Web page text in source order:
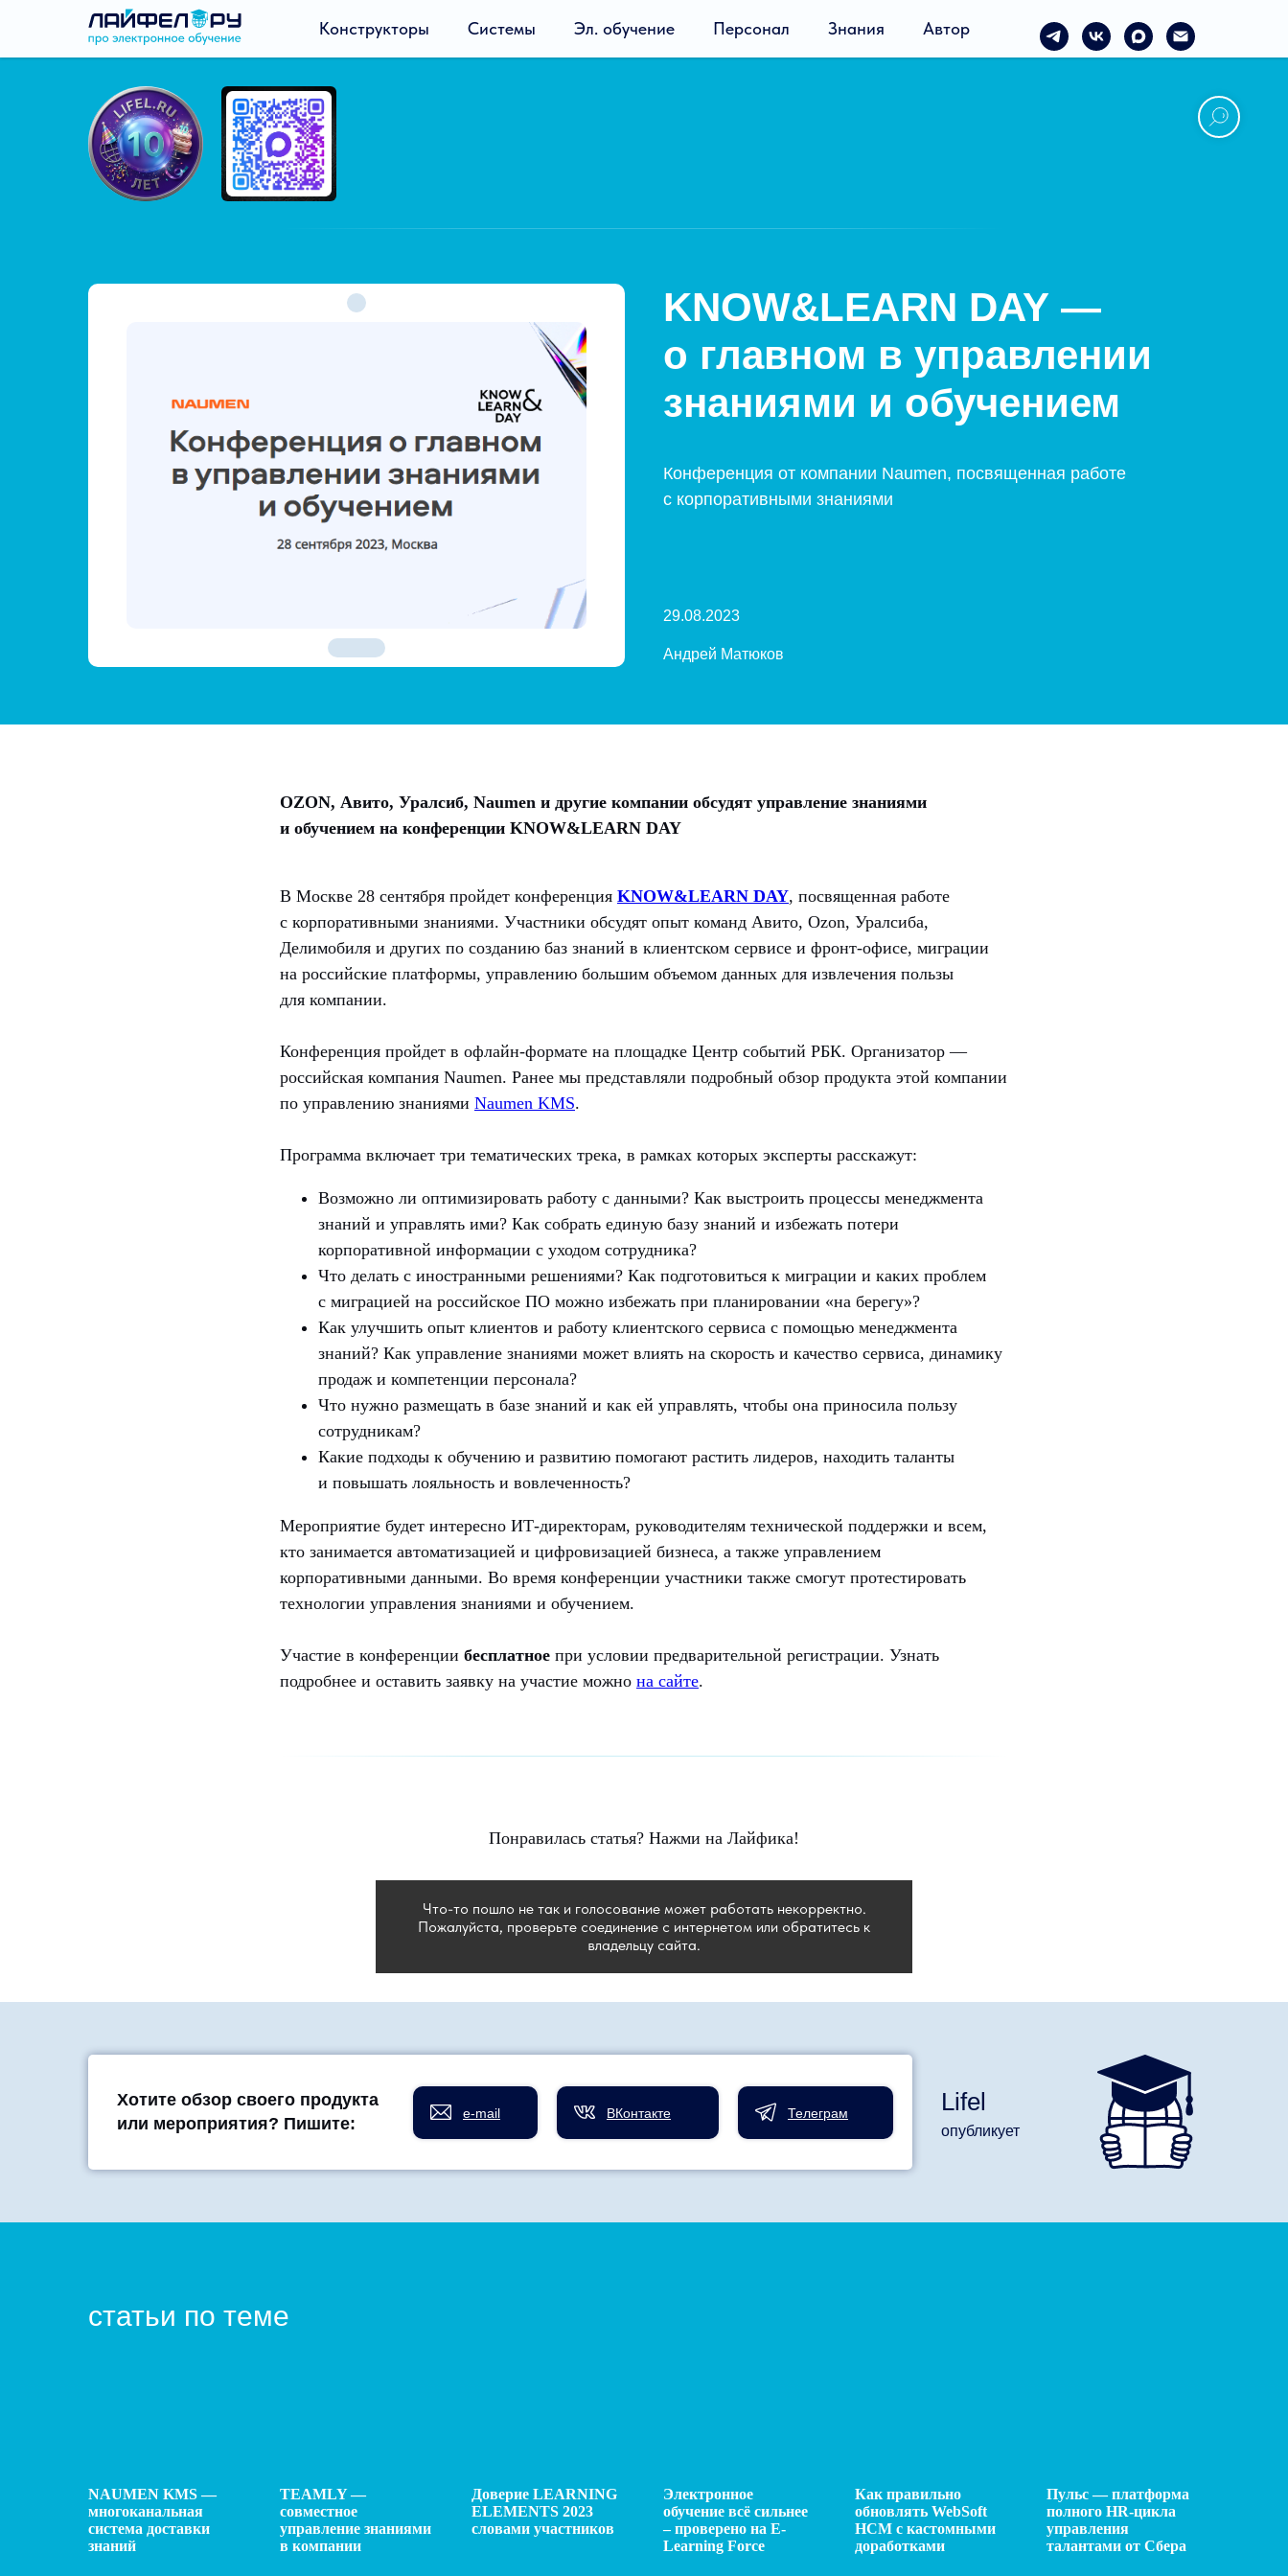
Конструкторы Системы Эл. обучение Персонал Знания Автор
KNOW&LEARN DAY —
о главном в управлении
знаниями и обучением
29.08.2023
Андрей Матюков
Конференция от компании Naumen, посвященная работе
с корпоративными знаниями
OZON, Авито, Уралсиб, Naumen и другие компании обсудят управление знаниями
и обучением на конференции KNOW&LEARN DAY
В Москве 28 сентября пройдет конференция KNOW&LEARN DAY, посвященная работе
с корпоративными знаниями. Участники обсудят опыт команд Авито, Ozon, Уралсиба,
Делимобиля и других по созданию баз знаний в клиентском сервисе и фронт-офисе, миграции
на российские платформы, управлению большим объемом данных для извлечения пользы
для компании.
Конференция пройдет в офлайн-формате на площадке Центр событий РБК. Организатор —
российская компания Naumen. Ранее мы представляли подробный обзор продукта этой компании
по управлению знаниями Naumen KMS.
Программа включает три тематических трека, в рамках которых эксперты расскажут:
Возможно ли оптимизировать работу с данными? Как выстроить процессы менеджмента
знаний и управлять ими? Как собрать единую базу знаний и избежать потери
корпоративной информации с уходом сотрудника?
Что делать с иностранными решениями? Как подготовиться к миграции и каких проблем
с миграцией на российское ПО можно избежать при планировании «на берегу»?
Как улучшить опыт клиентов и работу клиентского сервиса с помощью менеджмента
знаний? Как управление знаниями может влиять на скорость и качество сервиса, динамику
продаж и компетенции персонала?
Что нужно размещать в базе знаний и как ей управлять, чтобы она приносила пользу
сотрудникам?
Какие подходы к обучению и развитию помогают растить лидеров, находить таланты
и повышать лояльность и вовлеченность?
Мероприятие будет интересно ИТ-директорам, руководителям технической поддержки и всем,
кто занимается автоматизацией и цифровизацией бизнеса, а также управлением
корпоративными данными. Во время конференции участники также смогут протестировать
технологии управления знаниями и обучением.
Участие в конференции бесплатное при условии предварительной регистрации. Узнать
подробнее и оставить заявку на участие можно на сайте.
Понравилась статья? Нажми на Лайфика!
Что-то пошло не так и голосование может работать некорректно.
Пожалуйста, проверьте соединение с интернетом или обратитесь к
владельцу сайта.
Хотите обзор своего продукта
или мероприятия? Пишите:
Телеграм
ВКонтакте Lifel
опубликует
e-mail
статьи по теме
NAUMEN KMS —
многоканальная
система доставки
знаний
TEAMLY —
совместное
управление знаниями
в компании
Доверие LEARNING
ELEMENTS 2023
словами участников
Электронное
обучение всё сильнее
– проверено на E-
Learning Force
Как правильно
обновлять WebSoft
HCM с кастомными
доработками
Пульс — платформа
полного HR-цикла
управления
талантами от Сбера